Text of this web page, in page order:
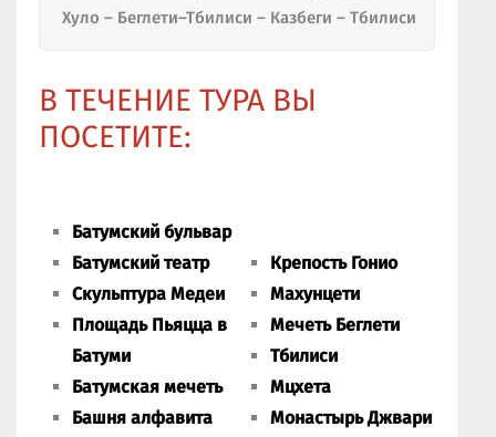
Хуло – Беглети–Тбилиси – Казбеги – Тбилиси
В ТЕЧЕНИЕ ТУРА ВЫ
ПОСЕТИТЕ:
Батумский бульвар
Батумский театр
Скульптура Медеи
Площадь Пьяцца в
Батуми
Батумская мечеть
Башня алфавита
Крепость Гонио
Махунцети
Мечеть Беглети
Тбилиси
Мцхета
Монастырь Джвари